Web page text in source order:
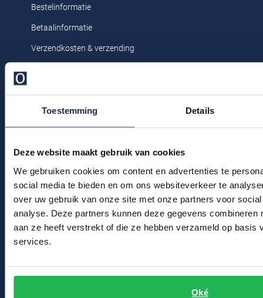
Toestemming Details
Deze website maakt gebruik van cookies
We gebruiken cookies om content en advertenties te
social media te bieden en om ons websiteverkeer te
over uw gebruik van onze site met onze partners voor
analyse. Deze partners kunnen deze gegevens combineren
aan ze heeft verstrekt of die ze hebben verzameld op basis
services.
Oké
Profuomo
R2
Seidensticker
Roy Robson
Seidensticker
State of Art
Superdry
Tenson
Bestelinformatie
Betaalinformatie
Verzendkosten & verzending
Veelgestelde vragen
Kledingonderhoud
Klantenservice
Actievoorwaarden
Winkel
Winkel & Openingstijden